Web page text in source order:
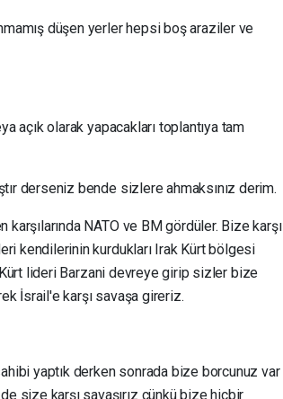
düşen yerler hepsi boş araziler ve
açık olarak yapacakları toplantıya tam
derseniz bende sizlere ahmaksınız derim.
NATO ve BM gördüler. Bize karşı
kendilerinin kurdukları Irak Kürt bölgesi
lideri Barzani devreye girip sizler bize
İsrail'e karşı savaşa gireriz.
yaptık derken sonrada bize borcunuz var
size karşı savaşırız çünkü bize hiçbir